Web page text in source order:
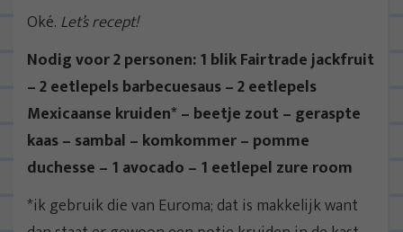
Oké. Let’s recept!
Nodig voor 2 personen: 1 blik Fairtrade jackfruit
– 2 eetlepels barbecuesaus – 2 eetlepels
Mexicaanse kruiden* – beetje zout – geraspte
kaas – sambal – komkommer – pomme
duchesse – 1 avocado – 1 eetlepel zure room
*ik gebruik die van Euroma; dat is makkelijk want